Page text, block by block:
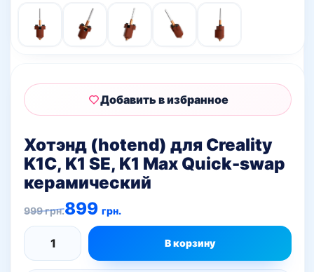
Хотэнд (hotend) для Creality
K1C, K1 SE, K1 Max Quick-swap
керамический
999грн.
Первоначальная
цена
составляла
999 грн..
899 грн.
Текущая
цена:
899 грн..
Количество
В корзину
Добавить в избранное